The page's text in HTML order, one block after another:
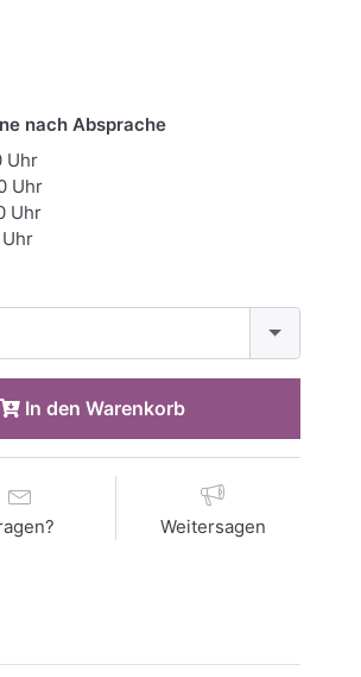
nach Absprache
Uhr
Uhr
Uhr
Uhr
In den Warenkorb
Weitersagen